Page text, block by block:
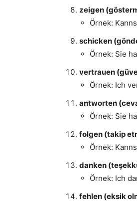
zeigen
Örnek:
schicken
Örnek: Sie
vertrauen
Örnek: Ich
antworten
Örnek: Sie
folgen (takip
Örnek:
danken
Örnek: Ich
fehlen (eksik